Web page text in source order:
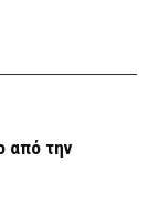
από την